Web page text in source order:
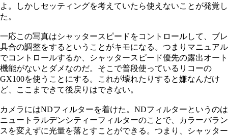
よ。しかしセッティングを考えていたら使えないことが発覚し
た。
一応この写真はシャッタースピードをコントロールして、ブレ
具合の調整をするということがキモになる。つまりマニュアル
でコントロールするか、シャッタースピード優先の露出オート
機能がないとダメなのだ。そこで普段使っているリコーの
GX100を使うことにする。これが壊れたりすると嫌なんだけ
ど、ここまできて後戻りはできない。
カメラにはNDフィルターを着けた。NDフィルターというのは
ニュートラルデンシティーフィルターのことで、カラーバラン
スを変えずに光量を落とすことができる。つまり、シャッター